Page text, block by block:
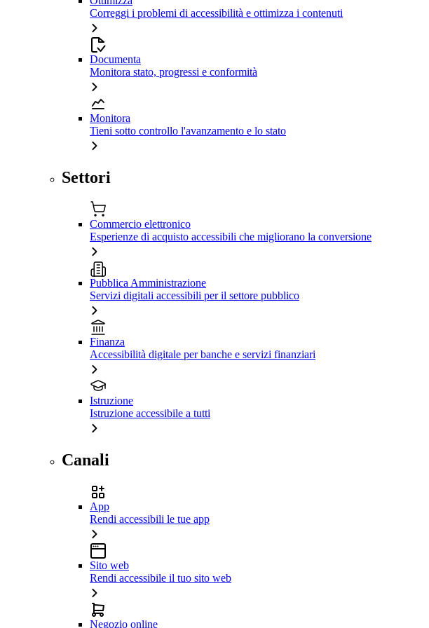
Correggi i problemi di accessibilità e ottimizza i contenuti
Documenta
Monitora stato, progressi e conformità
Monitora
Tieni sotto controllo l'avanzamento e lo stato
Settori
Commercio elettronico
Esperienze di acquisto accessibili che migliorano la conversione
Pubblica Amministrazione
Servizi digitali accessibili per il settore pubblico
Finanza
Accessibilità digitale per banche e servizi finanziari
Istruzione
Istruzione accessibile a tutti
Canali
App
Rendi accessibili le tue app
Sito web
Rendi accessibile il tuo sito web
Negozio online